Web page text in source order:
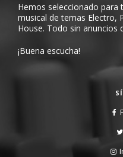
Hemos seleccionado para
musical de temas Electro,
House. Todo sin anuncios
¡Buena escucha!